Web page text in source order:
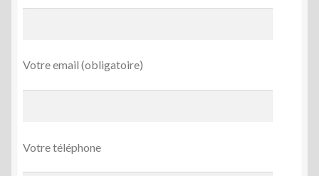
Votre email (obligatoire)
Votre téléphone